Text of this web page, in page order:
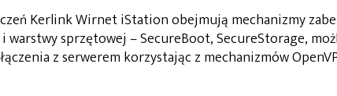
Kerlink Wirnet iStation obejmują mechanizmy
warstwy sprzętowej – SecureBoot, SecureStorage,
z serwerem korzystając z mechanizmów